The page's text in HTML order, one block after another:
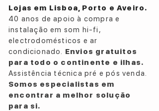
Lojas em Lisboa, Porto e Aveiro.
40 anos de apoio à compra e
instalação em som hi-fi,
electrodomésticos e ar
condicionado. Envios gratuitos
para todo o continente e ilhas.
Assistência técnica pré e pós venda.
Somos especialistas em
encontrar a melhor solução
para si.